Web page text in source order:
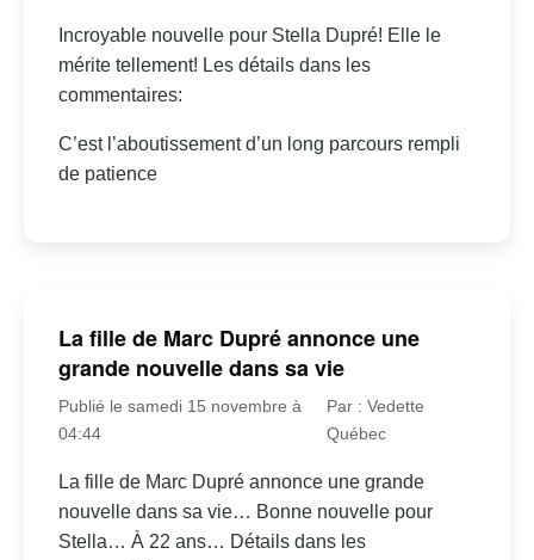
Incroyable nouvelle pour Stella Dupré! Elle le
mérite tellement! Les détails dans les
commentaires:
C’est l’aboutissement d’un long parcours rempli
de patience
La fille de Marc Dupré annonce une
grande nouvelle dans sa vie
Publié le samedi 15 novembre à
04:44
Par : Vedette
Québec
La fille de Marc Dupré annonce une grande
nouvelle dans sa vie… Bonne nouvelle pour
Stella… À 22 ans… Détails dans les